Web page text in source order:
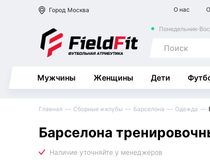
Город Москва О нас
Понедельник-
Мужчины Женщины Дети
Главная Сборные и клубы Барселона Одежда
Барселона